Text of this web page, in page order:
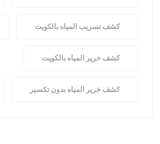
كشف تسريب المياه بالكويت
كشف خرير المياه بالكويت
كشف خرير المياه بدون تكسير